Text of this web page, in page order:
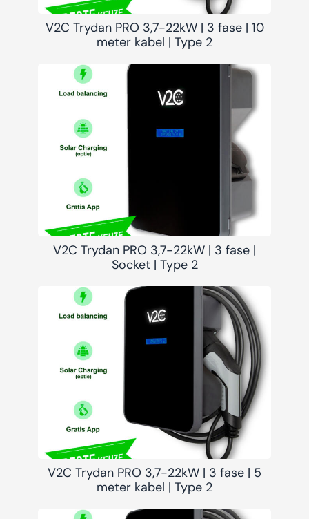
V2C Trydan PRO 3,7-22kW | 3 fase | 10
meter kabel | Type 2
V2C Trydan PRO 3,7-22kW | 3 fase |
Socket | Type 2
V2C Trydan PRO 3,7-22kW | 3 fase | 5
meter kabel | Type 2